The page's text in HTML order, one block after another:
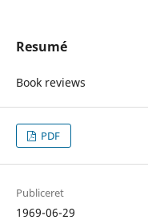
Resumé
Book reviews
PDF
Publiceret
1969-06-29